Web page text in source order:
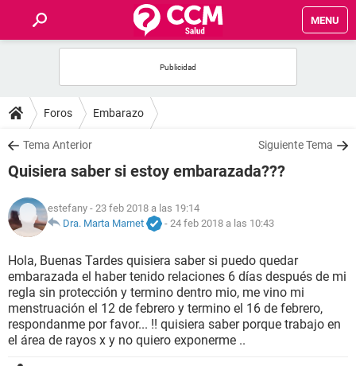
MENU
FOROS
SALUD
FAMILIA
NUTRICIÓN
BIENESTAR
SEXUALIDAD
GLOSARIO
Foros Embarazo
Tema Anterior Siguiente Tema
Quisiera saber si estoy embarazada???
estefany - 23 feb 2018 a las 19:14
Dra. Marta Marnet
- 24 feb 2018 a las 10:43
Hola, Buenas Tardes quisiera saber si puedo quedar
embarazada el haber tenido relaciones 6 días después de mi
regla sin protección y termino dentro mio, me vino mi
menstruación el 12 de febrero y termino el 16 de febrero,
respondanme por favor... !! quisiera saber porque trabajo en
el área de rayos x y no quiero exponerme ..